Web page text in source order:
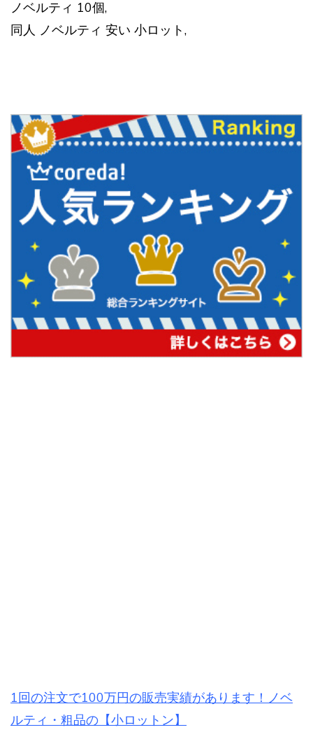
ノベルティ 10個,
同人 ノベルティ 安い 小ロット,
1回の注文で100万円の販売実績があります！ノベ
ルティ・粗品の【小ロットン】